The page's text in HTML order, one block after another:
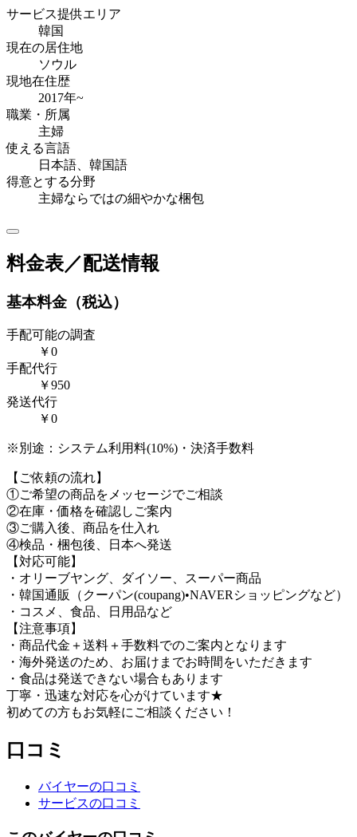
サービス提供エリア
韓国
現在の居住地
ソウル
現地在住歴
2017年~
職業・所属
主婦
使える言語
日本語、韓国語
得意とする分野
主婦ならではの細やかな梱包
料金表／配送情報
基本料金（税込）
手配可能の調査
￥0
手配代行
￥950
発送代行
￥0
※別途：システム利用料(10%)・決済手数料
【ご依頼の流れ】
①ご希望の商品をメッセージでご相談
②在庫・価格を確認しご案内
③ご購入後、商品を仕入れ
④検品・梱包後、日本へ発送
【対応可能】
・オリーブヤング、ダイソー、スーパー商品
・韓国通販（クーパン(coupang)•NAVERショッピングなど）
・コスメ、食品、日用品など
【注意事項】
・商品代金＋送料＋手数料でのご案内となります
・海外発送のため、お届けまでお時間をいただきます
・食品は発送できない場合もあります
丁寧・迅速な対応を心がけています★
初めての方もお気軽にご相談ください！
口コミ
バイヤーの口コミ
サービスの口コミ